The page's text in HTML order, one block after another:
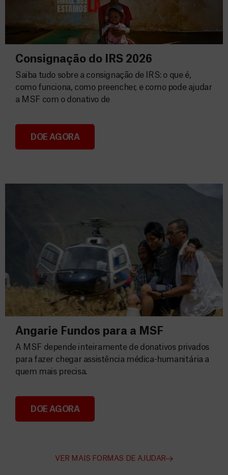
Consignação do IRS 2026
Consignação do IRS 2026
Saiba tudo sobre a consignação de IRS: o que é,
como funciona, como preencher, e como pode ajudar
a MSF com o donativo de
DOE AGORA
Angarie Fundos para a MSF
Angarie Fundos para a MSF
A MSF depende inteiramente de donativos privados
para fazer chegar assistência médica-humanitária a
quem mais precisa.
DOE AGORA
VER MAIS FORMAS DE AJUDAR